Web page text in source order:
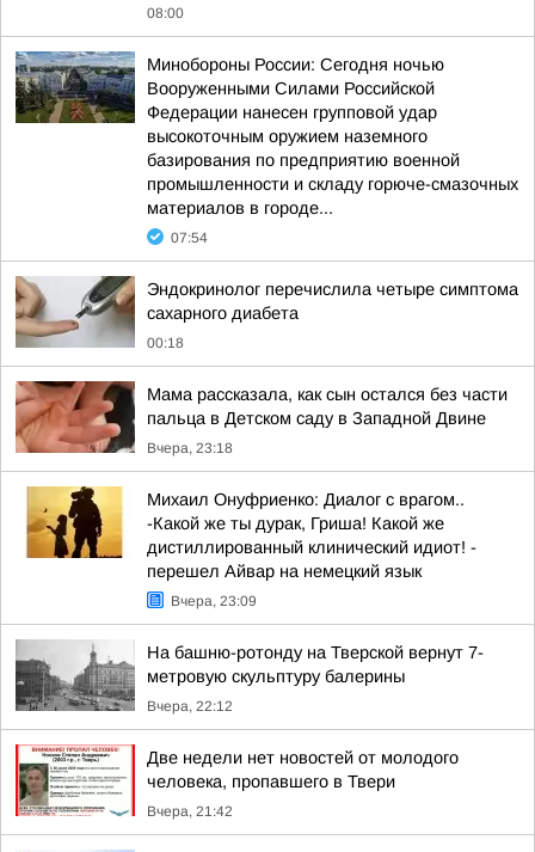
08:00
Минобороны России: Сегодня ночью
Вооруженными Силами Российской
Федерации нанесен групповой удар
высокоточным оружием наземного
базирования по предприятию военной
промышленности и складу горюче-смазочных
материалов в городе...
07:54
Эндокринолог перечислила четыре симптома
сахарного диабета
00:18
Мама рассказала, как сын остался без части
пальца в Детском саду в Западной Двине
Вчера, 23:18
Михаил Онуфриенко: Диалог с врагом..
-Какой же ты дурак, Гриша! Какой же
дистиллированный клинический идиот! -
перешел Айвар на немецкий язык
Вчера, 23:09
На башню-ротонду на Тверской вернут 7-
метровую скульптуру балерины
Вчера, 22:12
Две недели нет новостей от молодого
человека, пропавшего в Твери
Вчера, 21:42